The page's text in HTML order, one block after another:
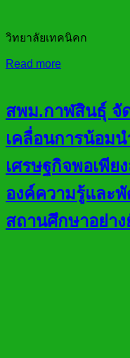
วิทยาลัยเทคนิคก
Read more
สพม.กาฬสินธุ์ จั
เคลื่อนการน้อม
เศรษฐกิจพอเพีย
องค์ความรู้และ
สถานศึกษาอย่าง